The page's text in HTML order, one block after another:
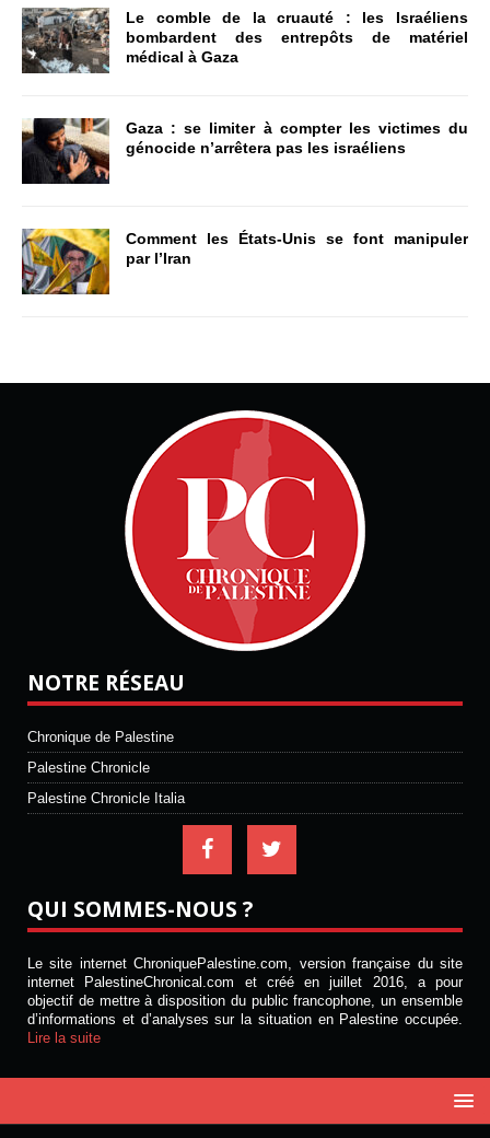
Le comble de la cruauté : les Israéliens
bombardent des entrepôts de matériel
médical à Gaza
Gaza : se limiter à compter les victimes du
génocide n’arrêtera pas les israéliens
Comment les États-Unis se font manipuler
par l’Iran
NOTRE RÉSEAU
Chronique de Palestine
Palestine Chronicle
Palestine Chronicle Italia
QUI SOMMES-NOUS ?
Le site internet ChroniquePalestine.com, version française du site
internet PalestineChronical.com et créé en juillet 2016, a pour
objectif de mettre à disposition du public francophone, un ensemble
d’informations et d’analyses sur la situation en Palestine occupée.
Lire la suite